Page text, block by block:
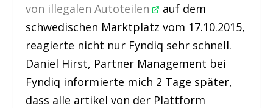
von illegalen Autoteilen
auf dem
schwedischen Marktplatz vom 17.10.2015,
reagierte nicht nur Fyndiq sehr schnell.
Daniel Hirst, Partner Management bei
Fyndiq informierte mich 2 Tage später,
dass alle artikel von der Plattform